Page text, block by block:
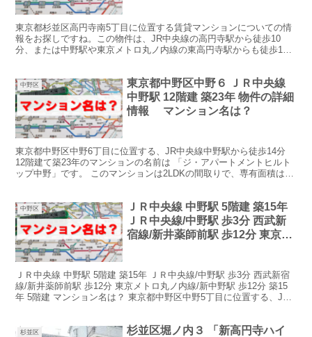
東京都杉並区高円寺南5丁目に位置する賃貸マンションについての情
報をお探しですね。この物件は、JR中央線の高円寺駅から徒歩10
分、または中野駅や東京メトロ丸ノ内線の東高円寺駅からも徒歩10
中野区
東京都中野区中野６ ＪＲ中央線
中野駅 12階建 築23年 物件の詳細
情報 マンション名は？
東京都中野区中野6丁目に位置する、JR中央線中野駅から徒歩14分
12階建て築23年のマンションの名前は 「ジ・アパートメントヒルト
ップ中野」です。 このマンションは2LDKの間取りで、専有面積は
中野区
ＪＲ中央線 中野駅 5階建 築15年
ＪＲ中央線/中野駅 歩3分 西武新
宿線/新井薬師前駅 歩12分 東京メ
ＪＲ中央線 中野駅 5階建 築15年 ＪＲ中央線/中野駅 歩3分 西武新宿
線/新井薬師前駅 歩12分 東京メトロ丸ノ内線/新中野駅 歩12分 築15
年 5階建 マンション名は？ 東京都中野区中野5丁目に位置する、JR
杉並区
杉並区堀ノ内３ 「新高円寺ハイ